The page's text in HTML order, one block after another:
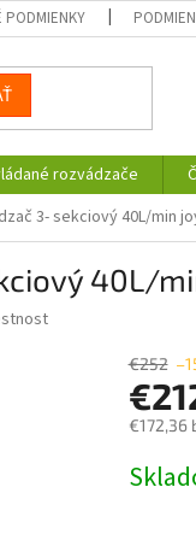
PODMIENKY
rozvádzače
3- sekciový 40L/min
40L/
€252
€172,36
cena: